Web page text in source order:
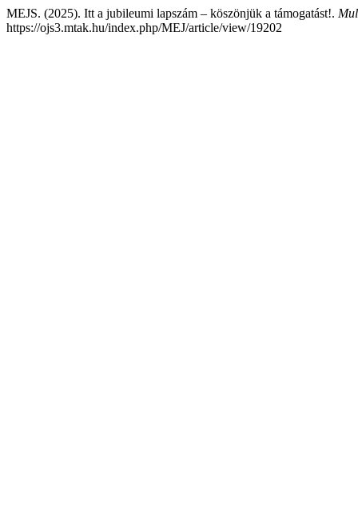
MEJS. (2025). Itt a jubileumi lapszám – köszönjük a támogatást!.
https://ojs3.mtak.hu/index.php/MEJ/article/view/19202